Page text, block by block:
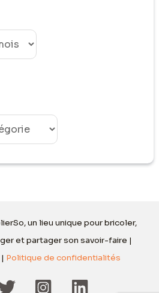
un lieu unique pour bricoler,
et partager son savoir-faire |
| Politique de confidentialités